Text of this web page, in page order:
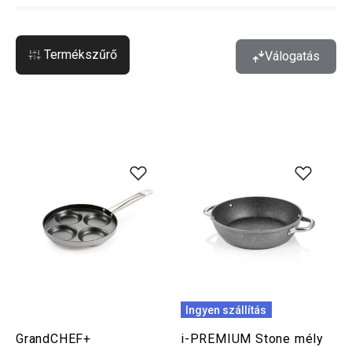
Termékszűrő Válogatás
GrandCHEF+
Ingyen szállítás
i-PREMIUM Stone mély